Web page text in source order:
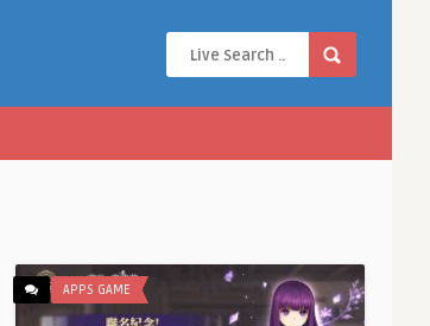
APPS GAME